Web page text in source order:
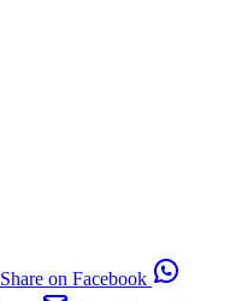
Share on Facebook